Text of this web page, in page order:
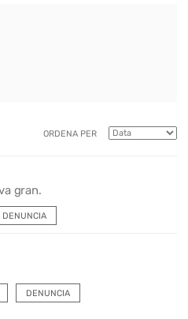
ORDENA PER
gran.
DENUNCIA
DENUNCIA